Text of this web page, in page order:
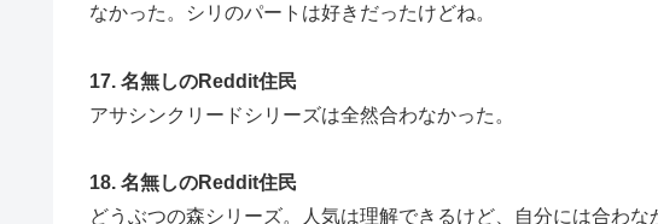
なかった。シリのパートは好きだったけどね。
17. 名無しのReddit住民
アサシンクリードシリーズは全然合わなかった。
18. 名無しのReddit住民
どうぶつの森シリーズ。人気は理解できるけど、自分には合わな